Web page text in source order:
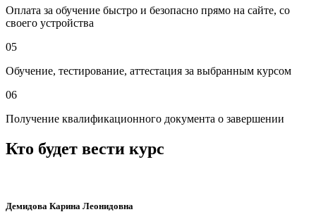
Оплата за обучение быстро и безопасно прямо на сайте, со
своего устройства
05
Обучение, тестирование, аттестация за выбранным курсом
06
Получение квалификационного документа о завершении
Кто будет вести курс
Демидова Карина Леонидовна